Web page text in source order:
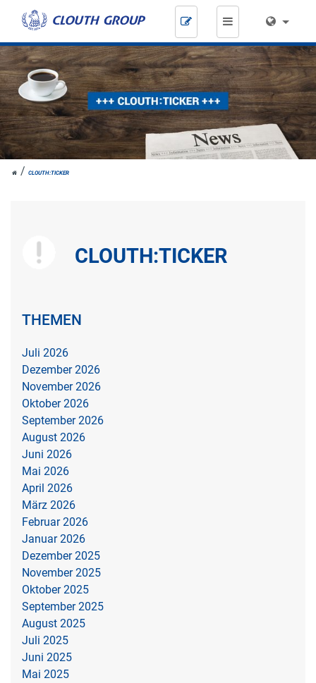
Zum
Inhalt
springen
HOME
CLOUTH:TICKER
CLOUTH:TICKER
THEMEN
Juli 2026
Dezember 2026
November 2026
Oktober 2026
September 2026
August 2026
Juni 2026
Mai 2026
April 2026
März 2026
Februar 2026
Januar 2026
Dezember 2025
November 2025
Oktober 2025
September 2025
August 2025
Juli 2025
Juni 2025
Mai 2025